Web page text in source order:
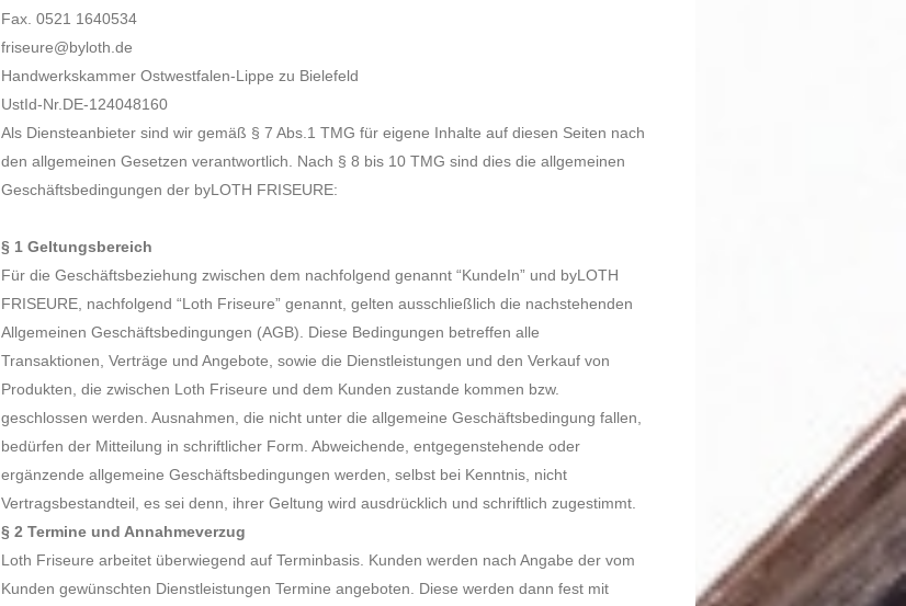
Fax. 0521 1640534
friseure@byloth.de
Handwerkskammer Ostwestfalen-Lippe zu Bielefeld
UstId-Nr.DE-124048160
Als Diensteanbieter sind wir gemäß § 7 Abs.1 TMG für eigene Inhalte auf diesen Seiten nach
den allgemeinen Gesetzen verantwortlich. Nach § 8 bis 10 TMG sind dies die allgemeinen
Geschäftsbedingungen der byLOTH FRISEURE:
§ 1 Geltungsbereich
Für die Geschäftsbeziehung zwischen dem nachfolgend genannt “KundeIn” und byLOTH
FRISEURE, nachfolgend “Loth Friseure” genannt, gelten ausschließlich die nachstehenden
Allgemeinen Geschäftsbedingungen (AGB). Diese Bedingungen betreffen alle
Transaktionen, Verträge und Angebote, sowie die Dienstleistungen und den Verkauf von
Produkten, die zwischen Loth Friseure und dem Kunden zustande kommen bzw.
geschlossen werden. Ausnahmen, die nicht unter die allgemeine Geschäftsbedingung fallen,
bedürfen der Mitteilung in schriftlicher Form. Abweichende, entgegenstehende oder
ergänzende allgemeine Geschäftsbedingungen werden, selbst bei Kenntnis, nicht
Vertragsbestandteil, es sei denn, ihrer Geltung wird ausdrücklich und schriftlich zugestimmt.
§ 2 Termine und Annahmeverzug
Loth Friseure arbeitet überwiegend auf Terminbasis. Kunden werden nach Angabe der vom
Kunden gewünschten Dienstleistungen Termine angeboten. Diese werden dann fest mit